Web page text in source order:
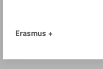
Erasmus +